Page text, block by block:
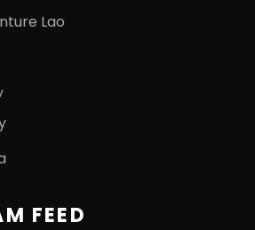
Lao
FEED